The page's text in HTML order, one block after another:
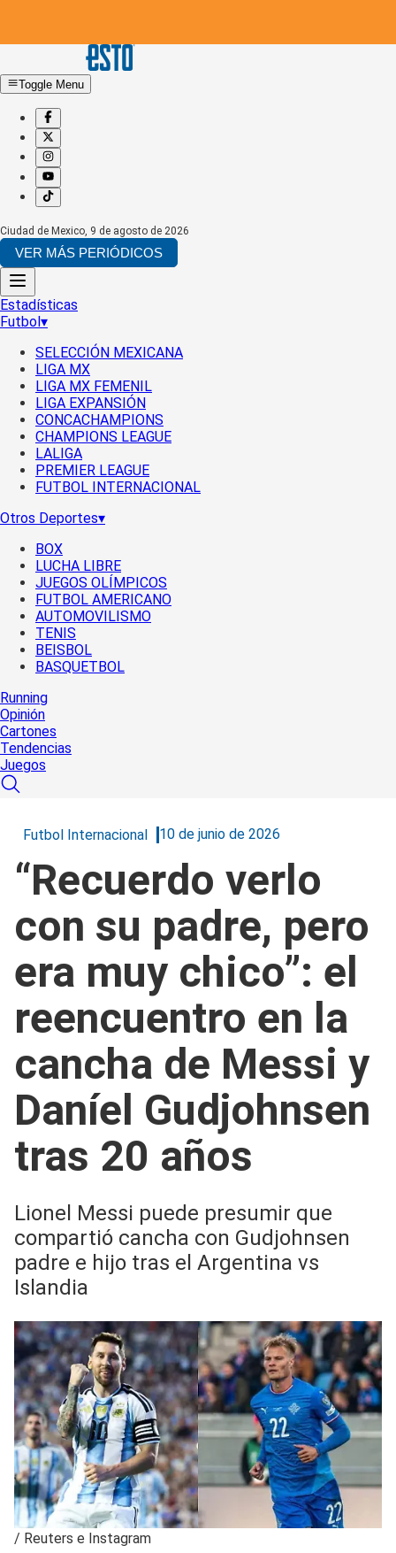
Toggle Menu
Ciudad de Mexico, 9 de agosto de 2026
VER MÁS PERIÓDICOS
Estadísticas
Futbol▾
SELECCIÓN MEXICANA
LIGA MX
LIGA MX FEMENIL
LIGA EXPANSIÓN
CONCACHAMPIONS
CHAMPIONS LEAGUE
LALIGA
PREMIER LEAGUE
FUTBOL INTERNACIONAL
Otros Deportes▾
BOX
LUCHA LIBRE
JUEGOS OLÍMPICOS
FUTBOL AMERICANO
AUTOMOVILISMO
TENIS
BEISBOL
BASQUETBOL
Running
Opinión
Cartones
Tendencias
Juegos
Futbol Internacional 10 de junio de 2026
“Recuerdo verlo
con su padre, pero
era muy chico”: el
reencuentro en la
cancha de Messi y
Daníel Gudjohnsen
tras 20 años
Lionel Messi puede presumir que
compartió cancha con Gudjohnsen
padre e hijo tras el Argentina vs
Islandia
/ Reuters e Instagram